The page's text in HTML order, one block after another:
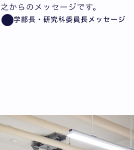
之からのメッセージです。
学部長・研究科委員長メッセージ